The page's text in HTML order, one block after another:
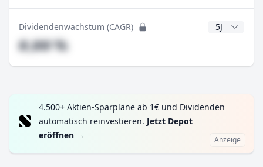
Dividendenwachstum (CAGR) CAGR Jahre
#,## %
4.500+ Aktien-Sparpläne ab 1€ und Dividenden
automatisch reinvestieren. Jetzt Depot
eröffnen → Anzeige